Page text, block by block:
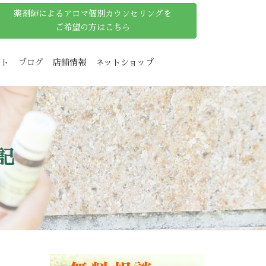
薬剤師によるアロマ個別カウンセリングを
ご希望の方はこちら
ブログ 店舗情報 ネットショップ